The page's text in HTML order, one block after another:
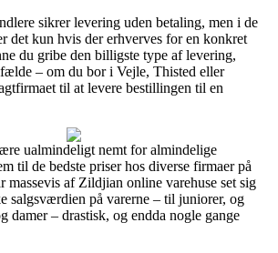
sikrer levering uden betaling, men i de
det kun hvis der erhverves for en konkret
du gribe den billigste type af levering,
– om du bor i Vejle, Thisted eller
til at levere bestillingen til en
ualmindeligt nemt for almindelige
til de bedste priser hos diverse firmaer på
massevis af Zildjian online varehuse set sig
salgsværdien på varerne – til juniorer, og
damer – drastisk, og endda nogle gange